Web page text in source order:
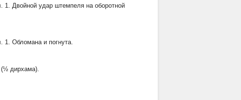
1. Двойной удар штемпеля на оборотной
1. Обломана и погнута.
дирхама).